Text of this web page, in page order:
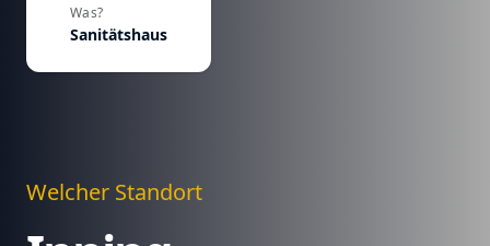
Was?
Sanitätshaus
Welcher Standort